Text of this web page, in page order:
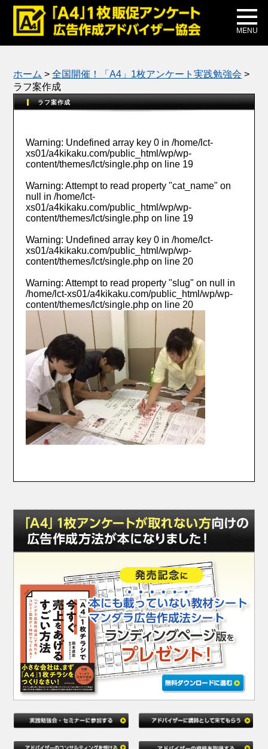
MENU
メディア掲載
公式ブログ
ホーム >全国開催！「A4」1枚アンケート実践勉強会 >
ラフ案作成
ラフ案作成
Warning: Undefined array key 0 in/home/lct-
xs01/a4kikaku.com/public_html/wp/wp-
content/themes/lct/single.php on line 19
Warning: Attempt to read property "cat_name" on
null in/home/lct-
xs01/a4kikaku.com/public_html/wp/wp-
content/themes/lct/single.php on line 19
Warning: Undefined array key 0 in/home/lct-
xs01/a4kikaku.com/public_html/wp/wp-
content/themes/lct/single.php on line 20
Warning: Attempt to read property "slug" on null in
/home/lct-xs01/a4kikaku.com/public_html/wp/wp-
content/themes/lct/single.php on line 20